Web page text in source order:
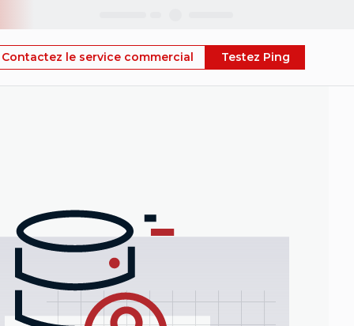
Contactez le service commercial Testez Ping